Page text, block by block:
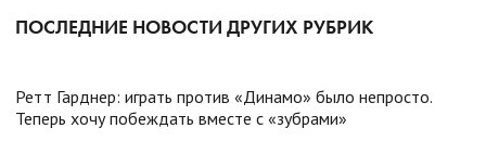
ПОСЛЕДНИЕ НОВОСТИ ДРУГИХ РУБРИК
Ретт Гарднер: играть против «Динамо» было непросто.
Теперь хочу побеждать вместе с «зубрами»